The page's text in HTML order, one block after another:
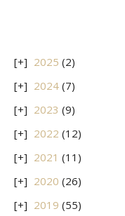
2025 (2)
2024 (7)
2023 (9)
2022 (12)
2021 (11)
2020 (26)
2019 (55)